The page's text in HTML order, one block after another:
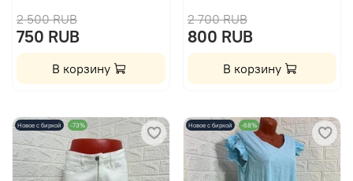
2 500 RUB
750 RUB
В корзину
2 700 RUB
800 RUB
В корзину
Новое с биркой -73% Новое с биркой -68%